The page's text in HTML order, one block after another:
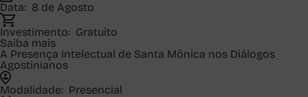
Data: 8 de Agosto
Investimento: Gratuito
Saiba mais
A Presença Intelectual de Santa Mônica nos Diálogos
Agostinianos
Modalidade: Presencial